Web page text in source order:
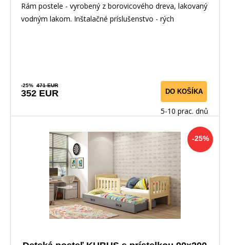
Rám postele - vyrobený z borovicového dreva, lakovaný
vodným lakom. Inštalačné príslušenstvo - rých
-25% 471 EUR
352 EUR DO KOŠÍKA
5-10 prac. dnů
-25%